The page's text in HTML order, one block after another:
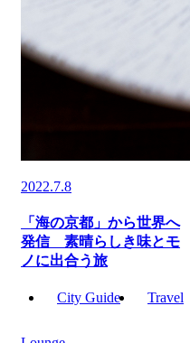
2022.7.8
「海の京都」から世界へ
発信 素晴らしき味とモ
ノに出合う旅
City Guide Travel